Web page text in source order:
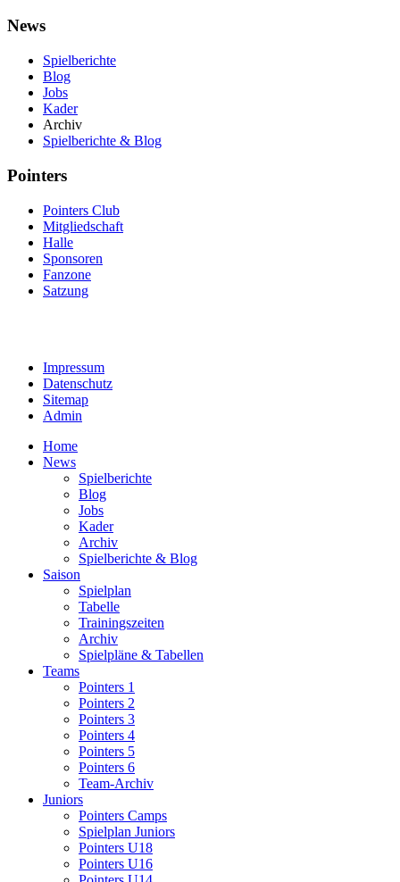
News
Spielberichte
Blog
Jobs
Kader
Archiv
Spielberichte & Blog
Pointers
Pointers Club
Mitgliedschaft
Halle
Sponsoren
Fanzone
Satzung
Impressum
Datenschutz
Sitemap
Admin
Home
News
Spielberichte
Blog
Jobs
Kader
Archiv
Spielberichte & Blog
Saison
Spielplan
Tabelle
Trainingszeiten
Archiv
Spielpläne & Tabellen
Teams
Pointers 1
Pointers 2
Pointers 3
Pointers 4
Pointers 5
Pointers 6
Team-Archiv
Juniors
Pointers Camps
Spielplan Juniors
Pointers U18
Pointers U16